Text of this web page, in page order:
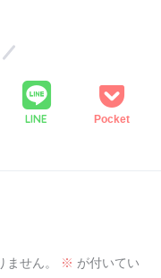
LINE Pocket
せん。 ※ が付いてい